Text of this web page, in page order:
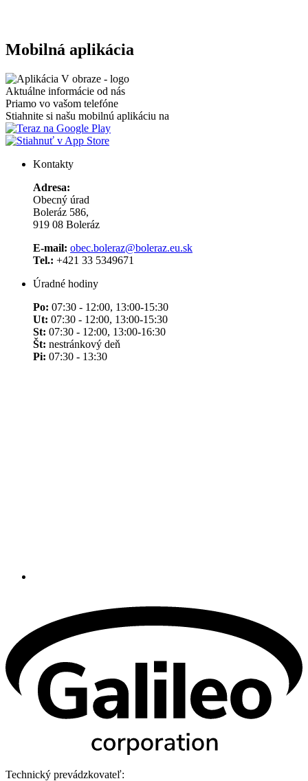
Mobilná aplikácia
Aktuálne informácie od nás
Priamo vo vašom telefóne
Stiahnite si našu mobilnú aplikáciu na
Kontakty
Adresa:
Obecný úrad
Boleráz 586,
919 08 Boleráz
E-mail: obec.boleraz@boleraz.eu.sk
Tel.: +421 33 5349671
Úradné hodiny
Po: 07:30 - 12:00, 13:00-15:30
Ut: 07:30 - 12:00, 13:00-15:30
St: 07:30 - 12:00, 13:00-16:30
Št: nestránkový deň
Pi: 07:30 - 13:30
Technický prevádzkovateľ: